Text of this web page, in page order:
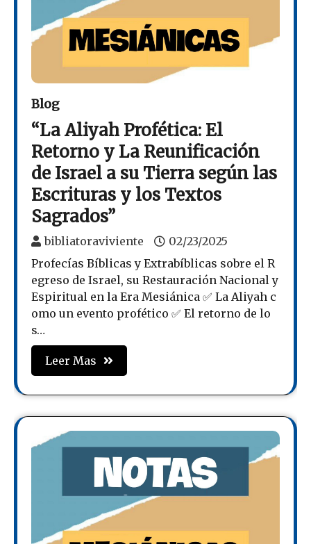
Blog
“La Aliyah Profética: El
Retorno y La Reunificación
de Israel a su Tierra según las
Escrituras y los Textos
Sagrados”
bibliatoraviviente
02/23/2025
Profecías Bíblicas y Extrabíblicas sobre el R
egreso de Israel, su Restauración Nacional y
Espiritual en la Era Mesiánica ✅ La Aliyah c
omo un evento profético ✅ El retorno de lo
s…
Leer Mas